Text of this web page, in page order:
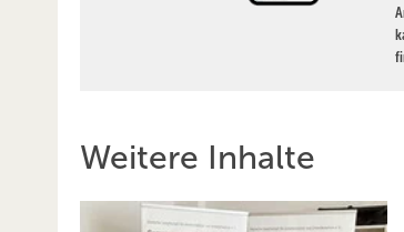
Weitere Inhalte